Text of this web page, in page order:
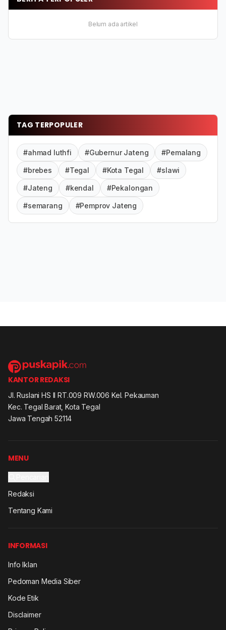
Belum ada artikel
TAG TERPOPULER
#ahmad luthfi #Gubernur Jateng #Pemalang
#brebes #Tegal #Kota Tegal #slawi
#Jateng #kendal #Pekalongan
#semarang #Pemprov Jateng
KANTOR REDAKSI
Jl. Ruslani HS II RT.009 RW.006 Kel. Pekauman
Kec. Tegal Barat, Kota Tegal
Jawa Tengah 52114
MENU
Redaksi
Tentang Kami
INFORMASI
Info Iklan
Pedoman Media Siber
Kode Etik
Disclaimer